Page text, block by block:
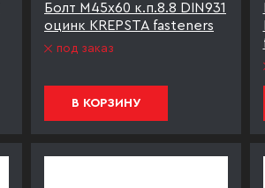
Болт М45х60 к.п.8.8 DIN931
оцинк KREPSTA fasteners
под заказ
В КОРЗИНУ